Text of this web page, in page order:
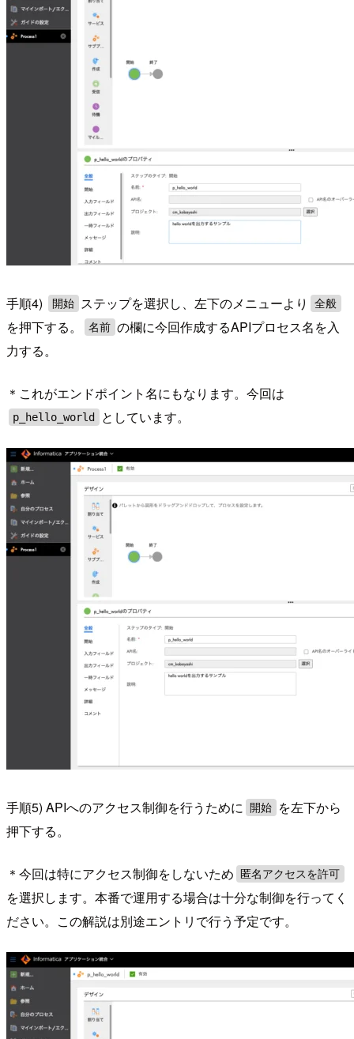
手順4) 開始 ステップを選択し、左下のメニューより 全般
を押下する。 名前 の欄に今回作成するAPIプロセス名を入
力する。
＊これがエンドポイント名にもなります。今回は
p_hello_world としています。
手順5) APIへのアクセス制御を行うために 開始
を左下から
押下する。
＊今回は特にアクセス制御をしないため 匿名アクセスを許可
を選択します。本番で運用する場合は十分な制御を行ってく
ださい。この解説は別途エントリで行う予定です。